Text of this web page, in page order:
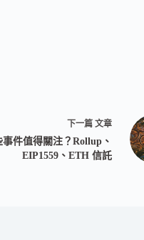
下一篇 文章
件值得關注？Rollup、
EIP1559、ETH 信託